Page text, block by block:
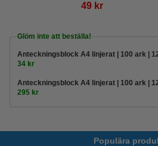
49 kr
Glöm inte att beställa!
Anteckningsblock A4 linjerat | 100 ark |
34 kr
Anteckningsblock A4 linjerat | 100 ark |
295 kr
Populära